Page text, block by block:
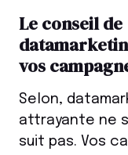
Le conseil de
vos
Selon,
attrayante ne
suit pas. Vos